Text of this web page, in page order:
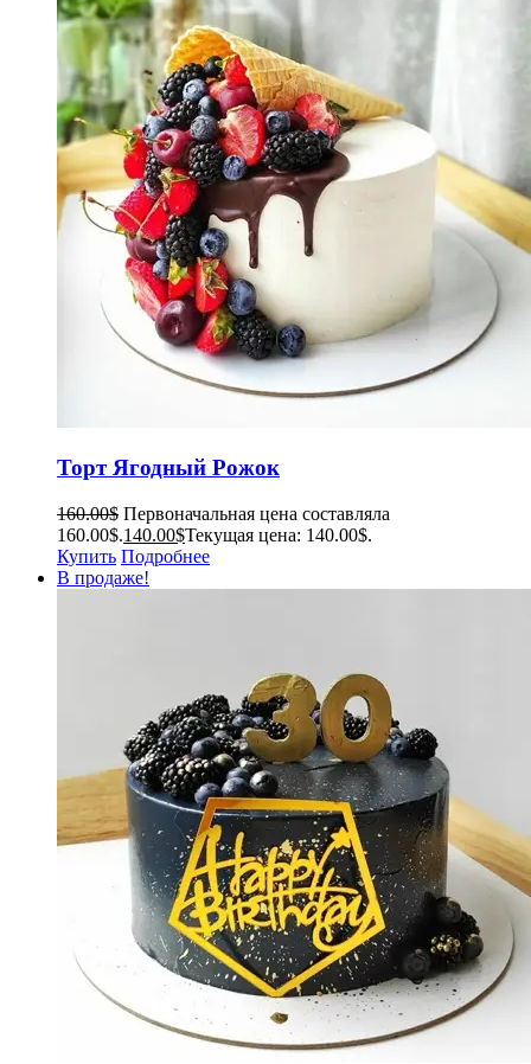
Торт Ягодный Рожок
160.00$ Первоначальная цена составляла
160.00$.140.00$Текущая цена: 140.00$.
Купить Подробнее
В продаже!